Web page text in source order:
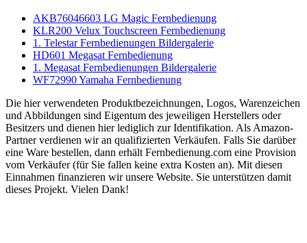
AKB76046603 LG Magic Fernbedienung
KLR200 Velux Touchscreen Fernbedienung
1. Telestar Fernbedienungen Bildergalerie
HD601 Megasat Fernbedienung
1. Megasat Fernbedienungen Bildergalerie
WF72990 Yamaha Fernbedienung
Die hier verwendeten Produktbezeichnungen, Logos, Warenzeichen
und Abbildungen sind Eigentum des jeweiligen Herstellers oder
Besitzers und dienen hier lediglich zur Identifikation. Als Amazon-
Partner verdienen wir an qualifizierten Verkäufen. Falls Sie darüber
eine Ware bestellen, dann erhält Fernbedienung.com eine Provision
vom Verkäufer (für Sie fallen keine extra Kosten an). Mit diesen
Einnahmen finanzieren wir unsere Website. Sie unterstützen damit
dieses Projekt. Vielen Dank!